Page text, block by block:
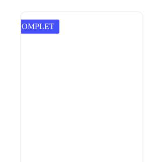
COMPLET